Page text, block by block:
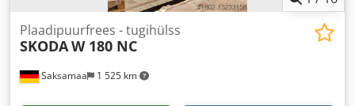
Saksamaa 1 525 km
Plaadipuurfrees - tugihülss
SKODAW 180 NC